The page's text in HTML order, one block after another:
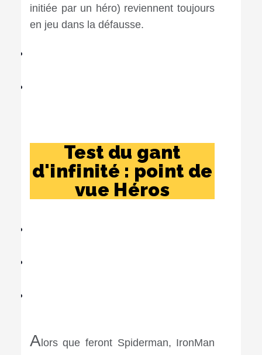
initiée par un héro) reviennent toujours
en jeu dans la défausse.
Test du gant
d'infinité : point de
vue Héros
Alors que feront Spiderman, IronMan